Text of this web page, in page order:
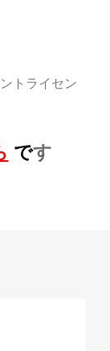
トライセン
です